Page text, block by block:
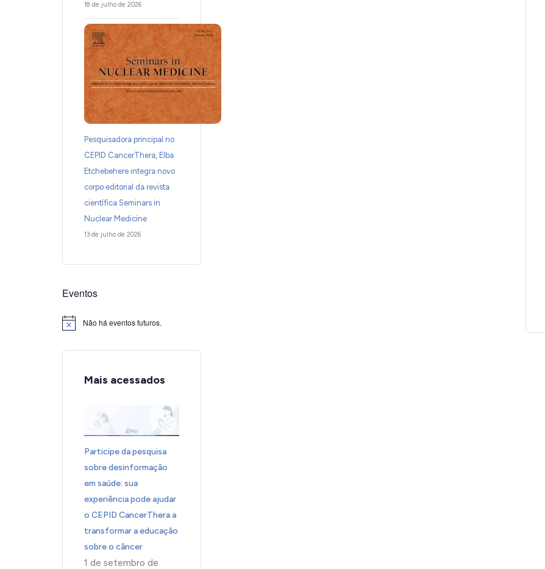
18 de julho de 2026
Pesquisadora principal no
CEPID CancerThera, Elba
Etchebehere integra novo
corpo editorial da revista
científica Seminars in
Nuclear Medicine
13 de julho de 2026
Eventos
Notice Não há eventos futuros.
Mais acessados
Participe da pesquisa
sobre desinformação
em saúde: sua
experiência pode ajudar
o CEPID CancerThera a
transformar a educação
sobre o câncer
1 de setembro de